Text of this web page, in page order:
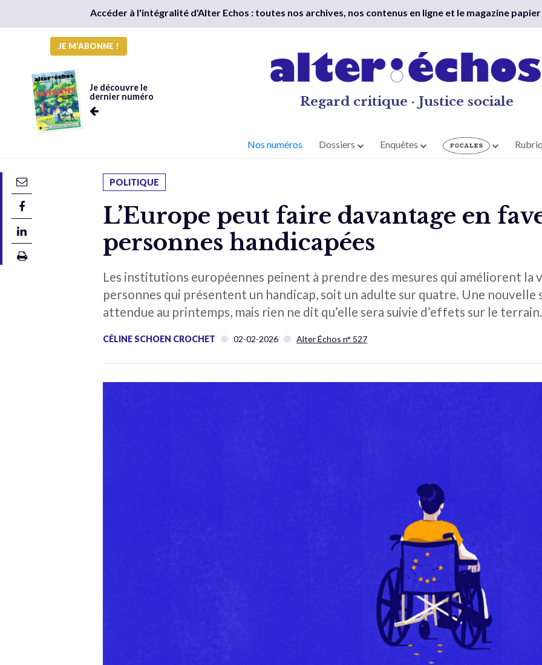
Accéder à l'intégralité d'Alter Echos : toutes nos archives, nos contenus en ligne et le magazine
JE M'ABONNE !
Je découvre le
dernier numéro
Regard critique · Justice sociale
Nos numéros Dossiers Enquêtes
POLITIQUE
L’Europe peut faire davantage en
personnes handicapées
Les institutions européennes peinent à prendre des mesures qui améliorent la
personnes qui présentent un handicap, soit un adulte sur quatre. Une
attendue au printemps, mais rien ne dit qu’elle sera suivie d’effets sur le
CÉLINE SCHOEN CROCHET 02-02-2026 Alter Échos n° 527